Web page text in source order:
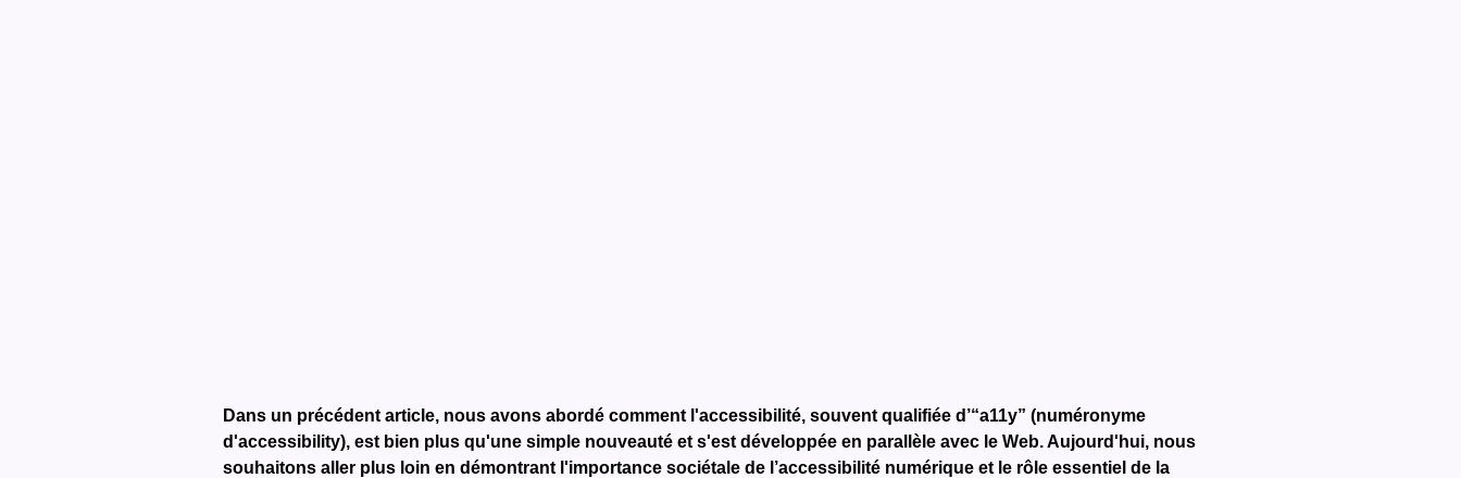
Dans un précédent article, nous avons abordé comment l'accessibilité, souvent qualifiée d’“a11y” (numéronyme
d'accessibility), est bien plus qu'une simple nouveauté et s'est développée en parallèle avec le Web.Aujourd'hui, nous
souhaitons aller plus loin en démontrant l'importance sociétale de l’accessibilité numérique et le rôle essentiel de la